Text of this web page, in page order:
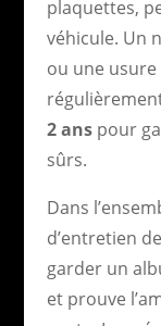
plaquettes,
véhicule. Un
ou une usure
2 anspour
sûrs.
Dans
d’entretien
garder un
et prouve